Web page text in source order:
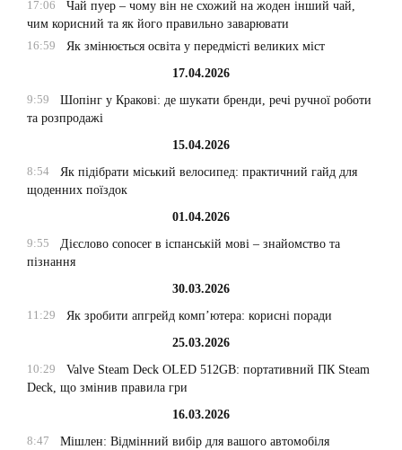
17:06
Чай пуер – чому він не схожий на жоден інший чай,
чим корисний та як його правильно заварювати
16:59
Як змінюється освіта у передмісті великих міст
17.04.2026
9:59
Шопінг у Кракові: де шукати бренди, речі ручної роботи
та розпродажі
15.04.2026
8:54
Як підібрати міський велосипед: практичний гайд для
щоденних поїздок
01.04.2026
9:55
Дієслово conocer в іспанській мові – знайомство та
пізнання
30.03.2026
11:29
Як зробити апгрейд комп’ютера: корисні поради
25.03.2026
10:29
Valve Steam Deck OLED 512GB: портативний ПК Steam
Deck, що змінив правила гри
16.03.2026
8:47
Мішлен: Відмінний вибір для вашого автомобіля